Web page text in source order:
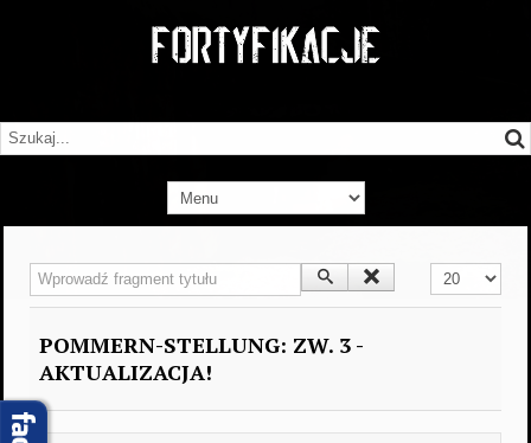
Wprowadź fragment tytułu Pokaż #
POMMERN-STELLUNG: ZW. 3 -
AKTUALIZACJA!